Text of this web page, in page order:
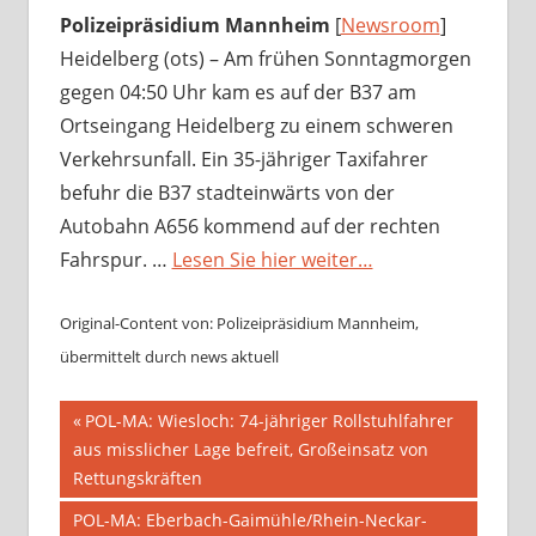
Polizeipräsidium Mannheim [Newsroom]
Heidelberg (ots) – Am frühen Sonntagmorgen
gegen 04:50 Uhr kam es auf der B37 am
Ortseingang Heidelberg zu einem schweren
Verkehrsunfall. Ein 35-jähriger Taxifahrer
befuhr die B37 stadteinwärts von der
Autobahn A656 kommend auf der rechten
Fahrspur. … Lesen Sie hier weiter…
Original-Content von: Polizeipräsidium Mannheim,
übermittelt durch news aktuell
Beitragsnavigation
Vorheriger
Beitrag:
POL-MA: Wiesloch: 74-jähriger Rollstuhlfahrer
aus misslicher Lage befreit, Großeinsatz von
Rettungskräften
Nächster
POL-MA: Eberbach-Gaimühle/Rhein-Neckar-